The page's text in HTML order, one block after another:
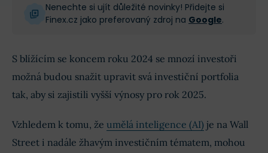
Nenechte si ujít důležité novinky! Přidejte si
Finex.cz jako preferovaný zdroj na Google.
S blížícím se koncem roku 2024 se mnozí investoři
možná budou snažit upravit svá investiční portfolia
tak, aby si zajistili vyšší výnosy pro rok 2025.
Vzhledem k tomu, že umělá inteligence (AI) je na Wall
Street i nadále žhavým investičním tématem, mohou